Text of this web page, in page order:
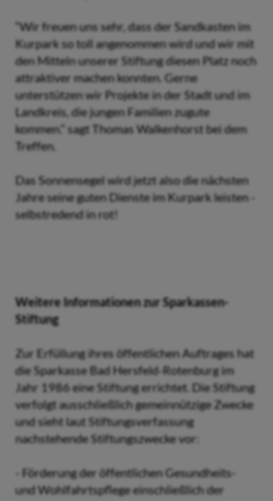
“Wir freuen uns sehr, dass der Sandkasten im
Kurpark so toll angenommen wird und wir mit
den Mitteln unserer Stiftung diesen Platz noch
attraktiver machen konnten. Gerne
unterstützen wir Projekte in der Stadt und im
Landkreis, die jungen Familien zugute
kommen.“ sagt Thomas Walkenhorst bei dem
Treffen.
Das Sonnensegel wird jetzt also die nächsten
Jahre seine guten Dienste im Kurpark leisten -
selbstredend in rot!
Weitere Informationen zur Sparkassen-
Stiftung
Zur Erfüllung ihres öffentlichen Auftrages hat
die Sparkasse Bad Hersfeld-Rotenburg im
Jahr 1986 eine Stiftung errichtet. Die Stiftung
verfolgt ausschließlich gemeinnützige Zwecke
und sieht laut Stiftungsverfassung
nachstehende Stiftungszwecke vor:
- Förderung der öffentlichen Gesundheits-
und Wohlfahrtspflege einschließlich der